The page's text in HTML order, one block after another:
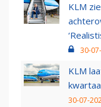
KLM
30-
KLM
30-07-